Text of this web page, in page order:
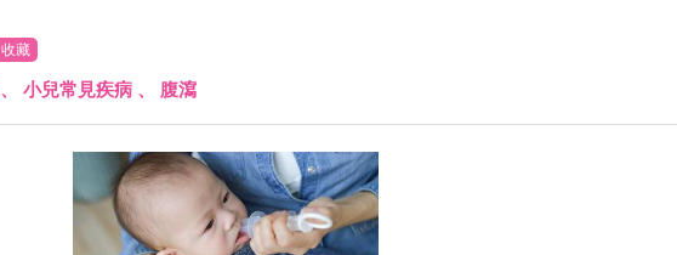
收藏
、 小兒常見疾病 、 腹瀉